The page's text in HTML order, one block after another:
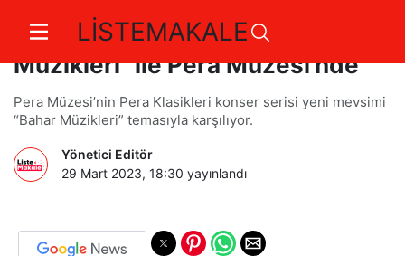
LİSTEMAKALE
Lepidus Ensemble “Bahar
Müzikleri" ile Pera Müzesi'nde
Pera Müzesi’nin Pera Klasikleri konser serisi yeni mevsimi
“Bahar Müzikleri” temasıyla karşılıyor.
Yönetici Editör
29 Mart 2023, 18:30 yayınlandı